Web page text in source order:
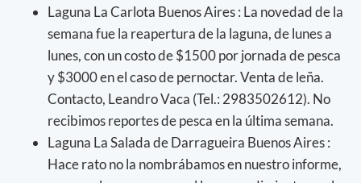
Laguna La Carlota Buenos Aires : La novedad de la
semana fue la reapertura de la laguna, de lunes a
lunes, con un costo de $1500 por jornada de pesca
y $3000 en el caso de pernoctar. Venta de leña.
Contacto, Leandro Vaca (Tel.: 2983502612). No
recibimos reportes de pesca en la última semana.
Laguna La Salada de Darragueira Buenos Aires :
Hace rato no la nombrábamos en nuestro informe,